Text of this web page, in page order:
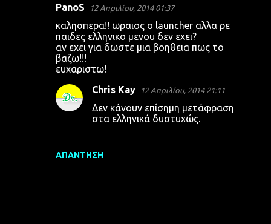
PanoS 12 Απριλίου, 2014 01:37
καλησπερα!! ωραιος ο launcher αλλα ρε
παιδες ελληνικο μενου δεν εχει?
αν εχει για δωστε μια βοηθεια πως το
βαζω!!!
ευχαριστω!
ΑΠΆΝΤΗΣΗ
Chris Kay 12 Απριλίου, 2014 21:11
Δεν κάνουν επίσημη μετάφραση
στα ελληνικά δυστυχώς.